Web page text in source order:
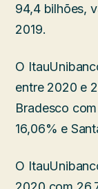
94,4 bilhões,
2019.
O
entre 2020 e
Bradesco
16,06% e
O